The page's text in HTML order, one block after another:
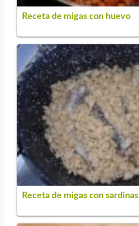
Receta de migas con huevo
Receta de migas con sardinas